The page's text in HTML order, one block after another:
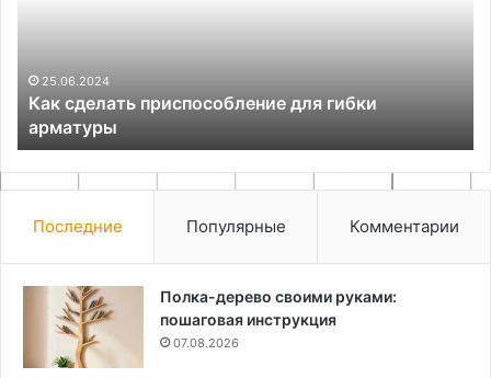
25.06.2024
Как сделать приспособление для гибки
арматуры
Последние Популярные Комментарии
Полка-дерево своими руками:
пошаговая инструкция
07.08.2026